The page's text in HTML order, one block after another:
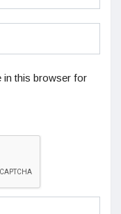
in this browser for